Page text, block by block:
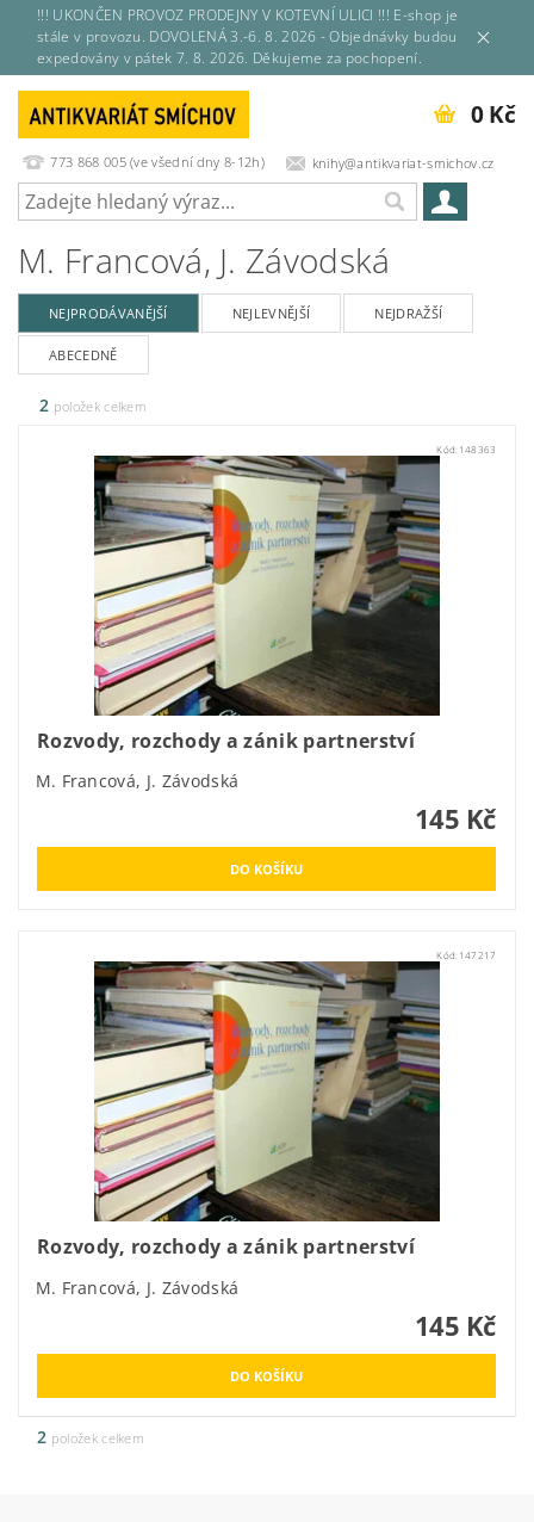
!!! UKONČEN PROVOZ PRODEJNY V KOTEVNÍ ULICI !!! E-shop je
stále v provozu. DOVOLENÁ 3.-6. 8. 2026 - Objednávky budou
expedovány v pátek 7. 8. 2026. Děkujeme za pochopení.
773 868 005 (ve všední dny 8-12h) knihy@antikvariat-smichov.cz
0 Kč
M. Francová, J. Závodská
NEJPRODÁVANĚJŠÍ NEJLEVNĚJŠÍ NEJDRAŽŠÍ
ABECEDNĚ
2 položek celkem
Kód: 148363
Rozvody, rozchody a zánik partnerství
M. Francová, J. Závodská
145 Kč
Kód:147217
Rozvody, rozchody a zánik partnerství
M. Francová, J. Závodská
145 Kč
2 položek celkem